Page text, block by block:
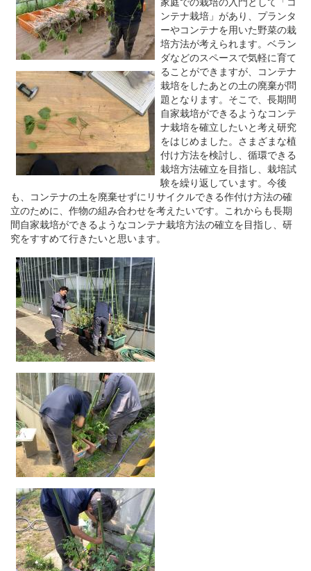
ンテナ栽培」があり、プランタ
ーやコンテナを用いた野菜の栽
培方法が考えられます。ベラン
ダなどのスペースで気軽に育て
ることができますが、コンテナ
栽培をしたあとの土の廃棄が問
題となります。そこで、長期間
自家栽培ができるようなコンテ
ナ栽培を確立したいと考え研究
をはじめました。さまざまな植
付け方法を検討し、循環できる
栽培方法確立を目指し、栽培試
験を繰り返しています。今後
も、コンテナの土を廃棄せずにリサイクルできる作付け方法の確
立のために、作物の組み合わせを考えたいです。これからも長期
間自家栽培ができるようなコンテナ栽培方法の確立を目指し、研
究をすすめて行きたいと思います。